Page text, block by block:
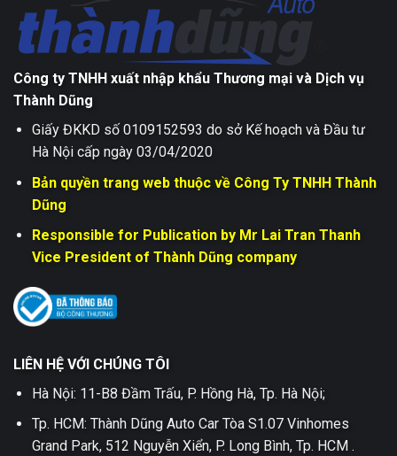
Công ty TNHH xuất nhập khẩu Thương mại và Dịch vụ
Thành Dũng
Giấy ĐKKD số 0109152593 do sở Kế hoạch và Đầu tư
Hà Nội cấp ngày 03/04/2020
Bản quyền trang web thuộc về Công Ty TNHH Thành
Dũng
Responsible for Publication by Mr Lai Tran Thanh
Vice President of Thành Dũng company
LIÊN HỆ VỚI CHÚNG TÔI
Hà Nội: 11-B8 Đầm Trấu, P. Hồng Hà, Tp. Hà Nội;
Tp. HCM: Thành Dũng Auto Car Tòa S1.07 Vinhomes
Grand Park, 512 Nguyễn Xiển, P. Long Bình, Tp. HCM .